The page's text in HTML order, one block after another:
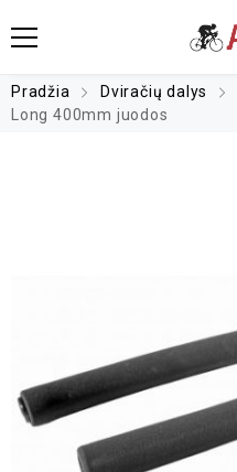
Pradžia Dviračių dalys
Long 400mm juodos